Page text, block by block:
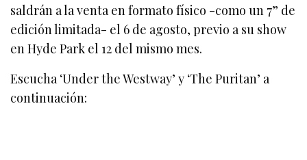
saldrán a la venta en formato físico -como un 7” de
edición limitada- el 6 de agosto, previo a su show
en Hyde Park el 12 del mismo mes.
Escucha ‘Under the Westway’ y ‘The Puritan’ a
continuación: